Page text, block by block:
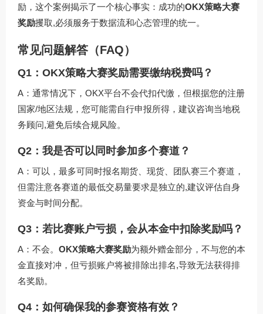
励，这个案例揭示了一个核心事实：成功的OKX策略大赛
奖励攫取,必须服务于数据流和心态管理的统一。
常见问题解答（FAQ）
Q1：OKX策略大赛奖励需要缴纳税费吗？
A：通常情况下，OKX平台不会代扣代缴，但根据您的注册
国家/地区法规，您可能需自行申报所得，建议咨询当地税
务顾问,避免后续合规风险。
Q2：我是否可以同时参加多个赛道？
A：可以，最多可同时报名期货、现货、团队赛三个赛道，
但需注意各赛道的最低交易量要求是独立的,建议评估自身
资金与时间分配。
Q3：若比赛账户亏损，会从本金中扣除奖励吗？
A：不会。 OKX策略大赛奖励为额外赠金部分，不与您的本
金直接对冲，但亏损账户将被排除出排名,导致无法获得排
名奖励。
Q4：如何确保我的参赛资格有效？